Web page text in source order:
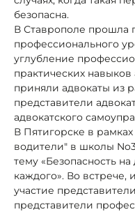
безопасна.
В Ставрополе прошла
профессионального
углубление
практических
приняли адвокаты из
представители
адвокатского
В Пятигорске в
водители" в школы
тему «Безопасность
каждого». Во
участие
представители